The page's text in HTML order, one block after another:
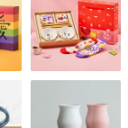
personal computer
Some